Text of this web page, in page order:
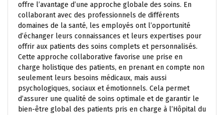
offre l’avantage d’une approche globale des soins. En
collaborant avec des professionnels de différents
domaines de la santé, les employés ont l’opportunité
d’échanger leurs connaissances et leurs expertises pour
offrir aux patients des soins complets et personnalisés.
Cette approche collaborative favorise une prise en
charge holistique des patients, en prenant en compte non
seulement leurs besoins médicaux, mais aussi
psychologiques, sociaux et émotionnels. Cela permet
d’assurer une qualité de soins optimale et de garantir le
bien-être global des patients pris en charge à l’Hôpital du